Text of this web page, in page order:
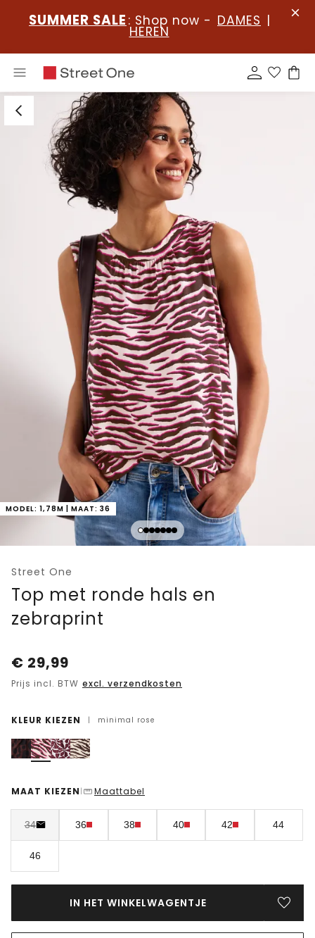
SUMMER SALE : Shop now - DAMES |
HEREN
MODEL: 1,78M | MAAT: 36
Street One
Top met ronde hals en
zebraprint
€ 29,99
Prijs incl. BTW excl. verzendkosten
KLEUR KIEZEN | minimal rose
MAAT KIEZEN | Maattabel
34 36 38 40 42 44
46
IN HET WINKELWAGENTJE